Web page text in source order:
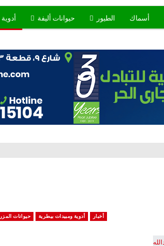
أسماك الطيور حيوانات أليفة
أخبار أدوية ومبيدات بيطرية حيوانات